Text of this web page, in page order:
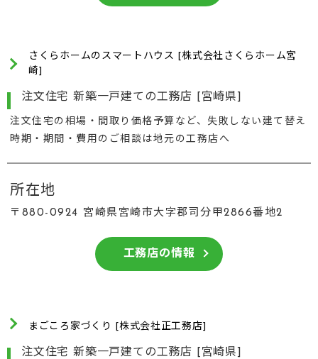
さくらホームのスマートハウス [株式会社さくらホーム宮
崎]
注文住宅 新築一戸建ての工務店 [宮崎県]
注文住宅の相場・間取り価格予算など、失敗しない建て替え
時期・期間・費用のご相談は地元の工務店へ
所在地
〒880-0924 宮崎県宮崎市大字郡司分甲2866番地2
工務店の情報
まごころ家づくり [株式会社正工務店]
注文住宅 新築一戸建ての工務店 [宮崎県]